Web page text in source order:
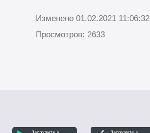
Изменено 01.02.2021 11:06:32
Просмотров: 2633